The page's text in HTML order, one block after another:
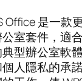
Office 是一款
室套件，適
型辦公室軟體
人隱私的承